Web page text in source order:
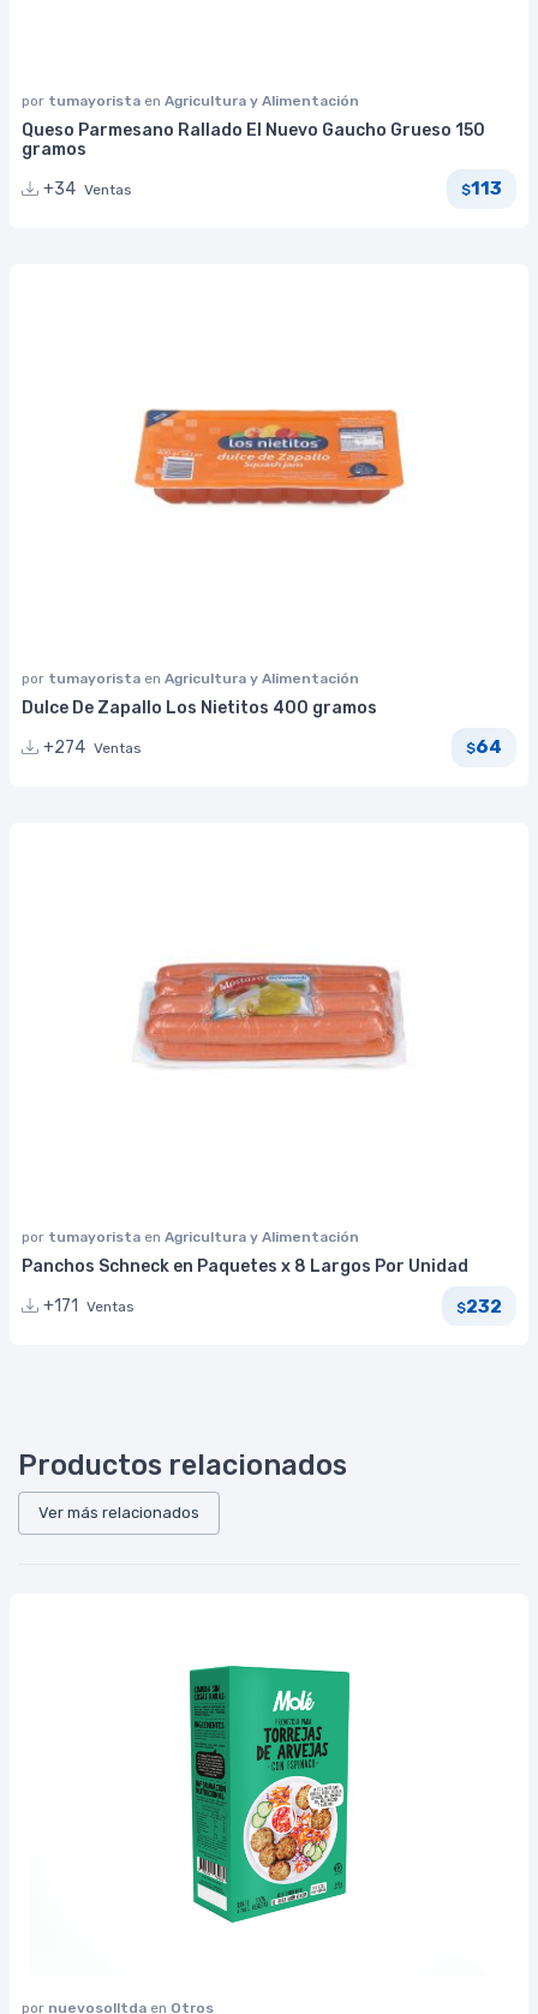
por tumayorista en Agricultura y Alimentación
Queso Parmesano Rallado El Nuevo Gaucho Grueso 150
gramos
+34 Ventas $113
por tumayorista en Agricultura y Alimentación
Dulce De Zapallo Los Nietitos 400 gramos
+274 Ventas $64
por tumayorista en Agricultura y Alimentación
Panchos Schneck en Paquetes x 8 Largos Por Unidad
+171
Ventas $232
Productos relacionados
Ver más relacionados
por nuevosolltda en Otros